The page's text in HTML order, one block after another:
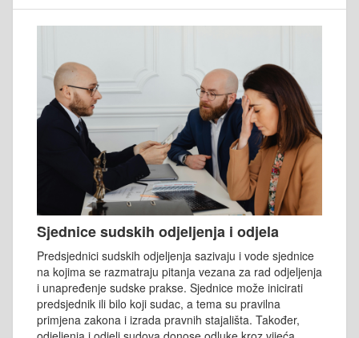
Sjednice sudskih odjeljenja i odjela
Predsjednici sudskih odjeljenja sazivaju i vode sjednice
na kojima se razmatraju pitanja vezana za rad odjeljenja
i unapređenje sudske prakse. Sjednice može inicirati
predsjednik ili bilo koji sudac, a tema su pravilna
primjena zakona i izrada pravnih stajališta. Također,